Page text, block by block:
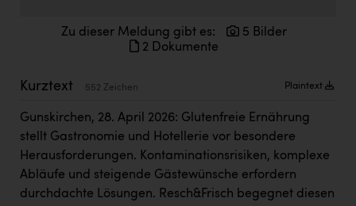
KLIPP Frisör
Kremsmüller Anlagenbau GmbH
Zu dieser Meldung gibt es:
5 Bilder
2 Dokumente
Kurztext 552 Zeichen Plaintext
Gunskirchen, 28. April 2026: Glutenfreie Ernährung
stellt Gastronomie und Hotellerie vor besondere
Herausforderungen. Kontaminationsrisiken, komplexe
Abläufe und steigende Gästewünsche erfordern
durchdachte Lösungen. Resch&Frisch begegnet diesen